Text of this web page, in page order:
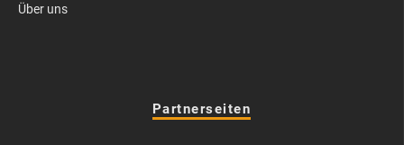
Über uns
Partnerseiten